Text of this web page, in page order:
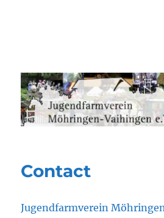
Vaihingen e.V.
Contact
Jugendfarmverein